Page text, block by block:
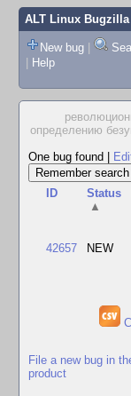
ALT Linux Bugzilla
New bug |
| Help
определению
One bug found
ID
Status
▲
42657 NEW
File a new bug in
product